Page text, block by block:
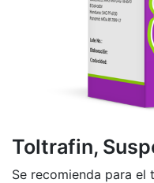
Toltrafin,
Se recomienda para